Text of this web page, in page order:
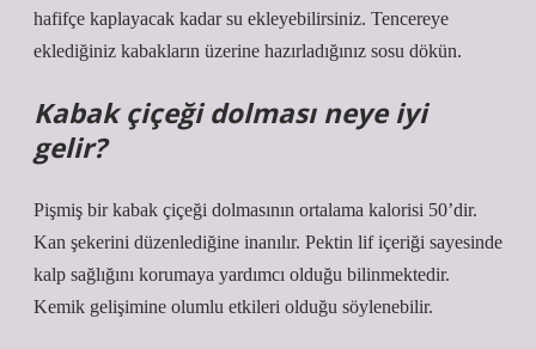
hafifçe kaplayacak kadar su ekleyebilirsiniz. Tencereye
eklediğiniz kabakların üzerine hazırladığınız sosu dökün.
Kabak çiçeği dolması neye iyi
gelir?
Pişmiş bir kabak çiçeği dolmasının ortalama kalorisi 50’dir.
Kan şekerini düzenlediğine inanılır. Pektin lif içeriği sayesinde
kalp sağlığını korumaya yardımcı olduğu bilinmektedir.
Kemik gelişimine olumlu etkileri olduğu söylenebilir.